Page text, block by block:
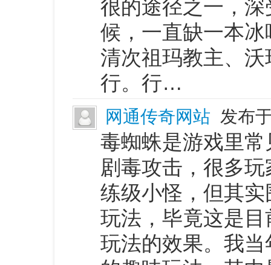
很的途径之一，
候，一直缺一本
清次祖玛教主、
行。行…
网通传奇网站 发布
毒蜘蛛是游戏里
剧毒攻击，很多
练级小怪，但其
玩法，毕竟这是
玩法的效果。我